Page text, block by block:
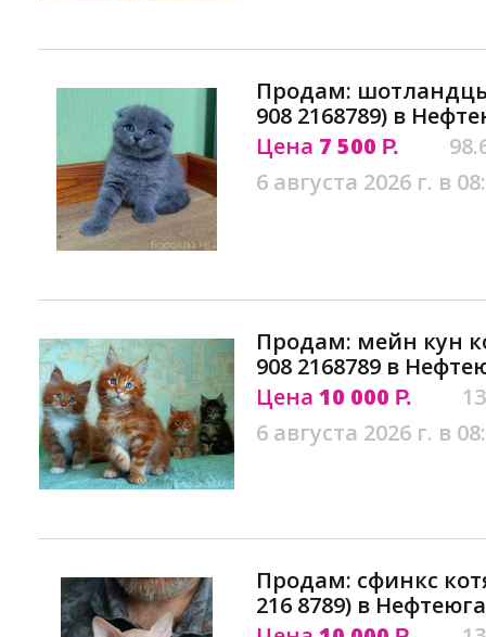
Продам:
908 2168789) в
Цена 7 500 Р.
6 августа 2026 г. в
Продам: мейн кун
908 2168789 в
Цена 10 000 Р.
6 августа 2026 г. в
Продам: сфинкс
216 8789) в